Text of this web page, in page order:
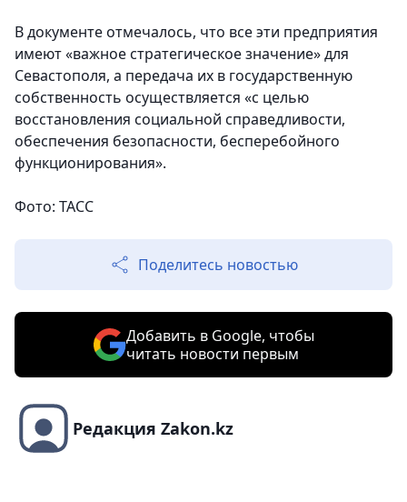
В документе отмечалось, что все эти предприятия
имеют «важное стратегическое значение» для
Севастополя, а передача их в государственную
собственность осуществляется «с целью
восстановления социальной справедливости,
обеспечения безопасности, бесперебойного
функционирования».
Фото: ТАСС
Поделитесь новостью
Добавить в Google, чтобы
читать новости первым
Редакция Zakon.kz